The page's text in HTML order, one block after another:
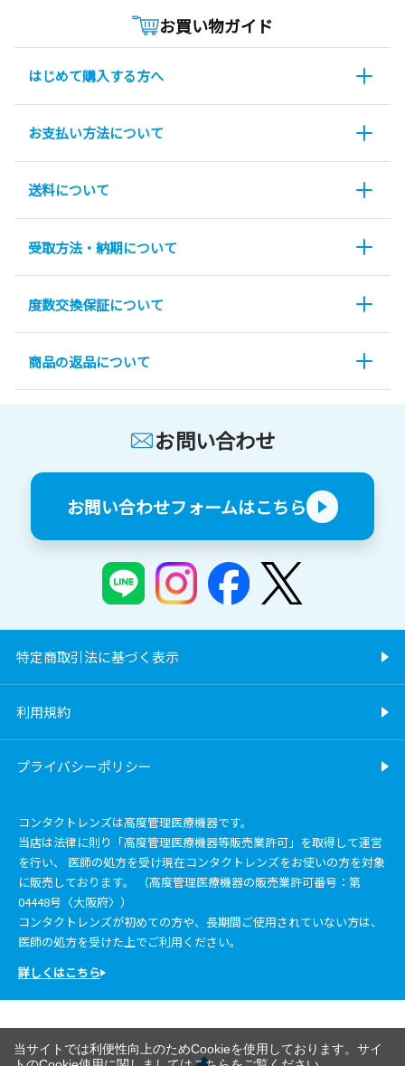
お買い物ガイド
はじめて購入する方へ
お支払い方法について
送料について
受取方法・納期について
度数交換保証について
商品の返品について
お問い合わせ
お問い合わせフォームはこちら
特定商取引法に基づく表示
利用規約
プライバシーポリシー
コンタクトレンズは高度管理医療機器です。
当店は法律に則り「高度管理医療機器等販売業許可」を取得して運営
を行い、 医師の処方を受け現在コンタクトレンズをお使いの方を対象
に販売しております。 （高度管理医療機器の販売業許可番号：第
04448号〈大阪府〉）
コンタクトレンズが初めての方や、長期間ご使用されていない方は、
医師の処方を受けた上でご利用ください。
詳しくはこちら
当サイトでは利便性向上のためCookieを使用しております。サイ